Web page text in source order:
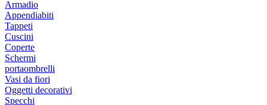
Armadio
Appendiabiti
Tappeti
Cuscini
Coperte
Schermi
portaombrelli
Vasi da fiori
Oggetti decorativi
Specchi